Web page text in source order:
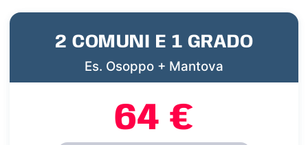
2 COMUNI E 1 GRADO
Es. Osoppo + Mantova
64 €